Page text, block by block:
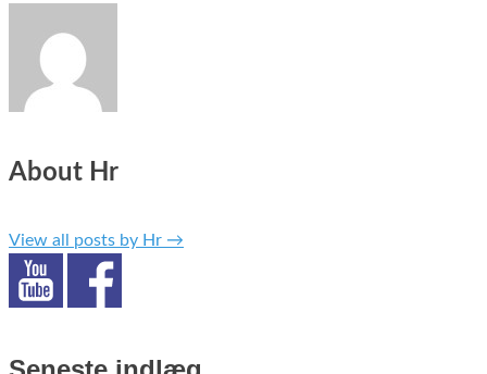
About Hr
View all posts by Hr →